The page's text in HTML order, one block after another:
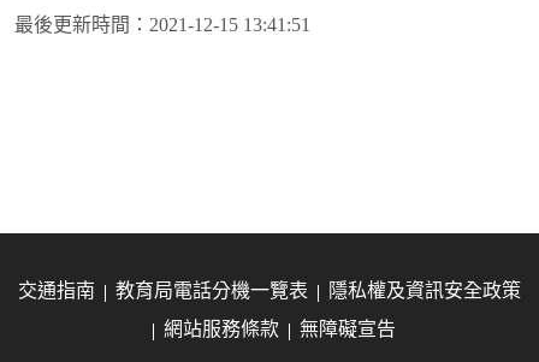
最後更新時間： 2021-12-15 13:41:51
交通指南 教育局電話分機一覽表
隱私權及資訊安全政策
網站服務條款
無障礙宣告